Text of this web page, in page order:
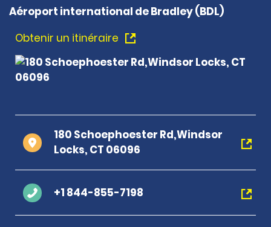
Aéroport international de Bradley (BDL)
Obtenir un itinéraire
180 Schoephoester Rd,Windsor
Locks, CT 06096
+1 844-855-7198